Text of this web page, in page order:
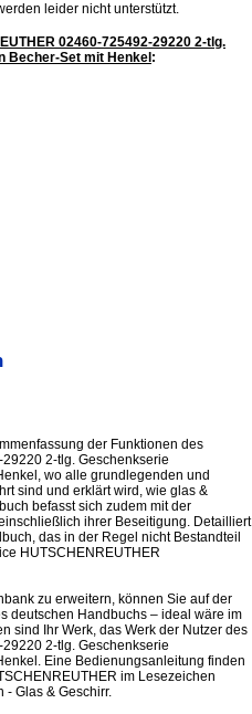
leider nicht unterstützt.
02460-725492-29220 2-tlg.
Becher-Set mit Henkel :
der Funktionen des
2-tlg. Geschenkserie
wo alle grundlegenden und
sind und erklärt wird, wie glas &
befasst sich zudem mit der
ihrer Beseitigung. Detailliert
das in der Regel nicht Bestandteil
HUTSCHENREUTHER
zu erweitern, können Sie auf der
deutschen Handbuchs – ideal wäre im
sind Ihr Werk, das Werk der Nutzer des
2-tlg. Geschenkserie
Eine Bedienungsanleitung finden
im Lesezeichen
- Glas & Geschirr.